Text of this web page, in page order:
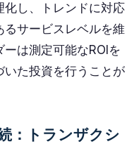
化し、トレンドに対応
るサービスレベルを維
は測定可能なROIを
た投資を行うことが
：トランザクシ